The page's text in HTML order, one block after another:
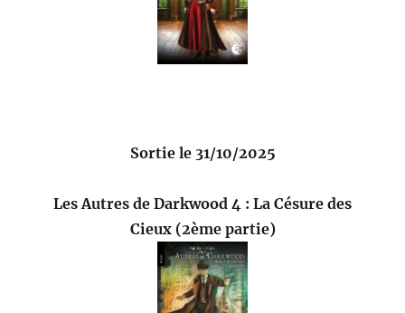
Sortie le 31/10/2025
Les Autres de Darkwood 4 : La Césure des
Cieux (2ème partie)